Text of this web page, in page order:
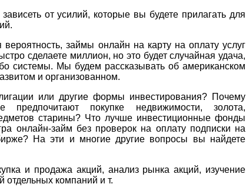
от усилий, которые вы будете прилагать для
вероятность, займы онлайн на карту на оплату услуг
сделаете миллион, но это будет случайная удача,
системы. Мы будем рассказывать об американском
и организованном.
или другие формы инвестирования? Почему
предпочитают покупке недвижимости, золота,
старины? Что лучше инвестиционные фонды
онлайн-займ без проверок на оплату подписки на
На эти и многие другие вопросы вы найдете
и продажа акций, анализ рынка акций, изучение
отдельных компаний и т.